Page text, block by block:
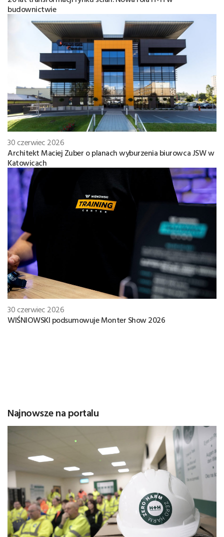
budownictwie
30 czerwiec 2026
Architekt Maciej Zuber o planach wyburzenia biurowca JSW w
Katowicach
30 czerwiec 2026
WIŚNIOWSKI podsumowuje Monter Show 2026
Najnowsze na portalu